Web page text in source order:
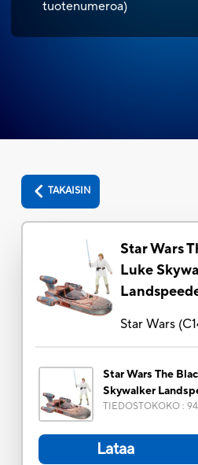
tuotenumeroa)
TAKAISIN
Star Wars
Luke
Star Wars(
Star Wars The
Skywalker
TIEDOSTOKOKO:
Lataa